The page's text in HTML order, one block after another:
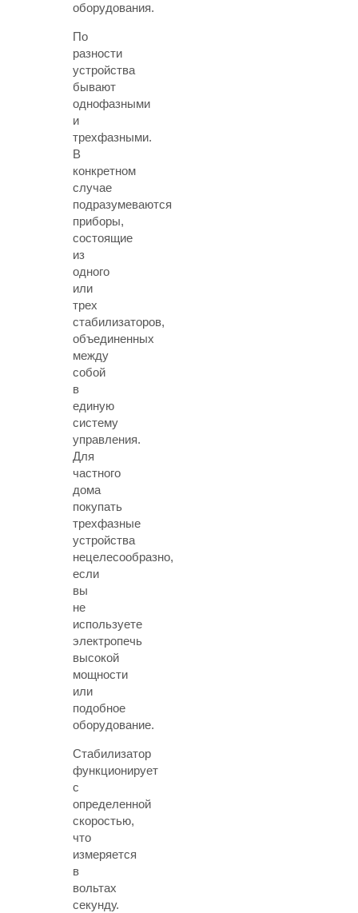
оборудования.
По
разности
устройства
бывают
однофазными
и
трехфазными.
В
конкретном
случае
подразумеваются
приборы,
состоящие
из
одного
или
трех
стабилизаторов,
объединенных
между
собой
в
единую
систему
управления.
Для
частного
дома
покупать
трехфазные
устройства
нецелесообразно,
если
вы
не
используете
электропечь
высокой
мощности
или
подобное
оборудование.
Стабилизатор
функционирует
с
определенной
скоростью,
что
измеряется
в
вольтах
секунду.